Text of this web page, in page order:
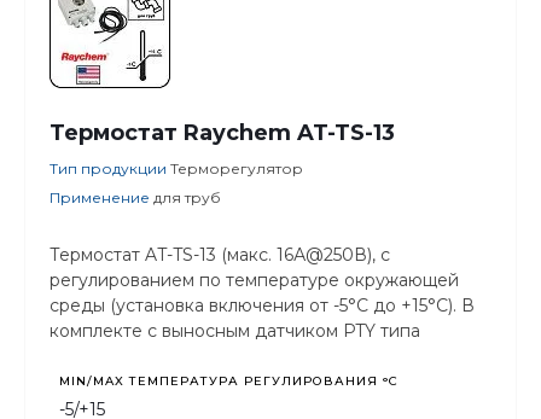
Термостат Raychem AT-TS-13
Тип продукции Терморегулятор
Применение для труб
Термостат AT-TS-13 (макс. 16А@250В), с
регулированием по температуре окружающей
среды (установка включения от -5°C до +15°C). В
комплекте с выносным датчиком PTY типа
MIN/MAX ТЕМПЕРАТУРА РЕГУЛИРОВАНИЯ °С
-5/+15